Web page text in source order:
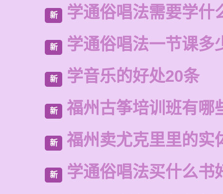
新 学通俗唱法需要学什
新 学通俗唱法一节课多
新 学音乐的好处20条
新 福州古筝培训班有哪
新 福州卖尤克里里的实
新 学通俗唱法买什么书